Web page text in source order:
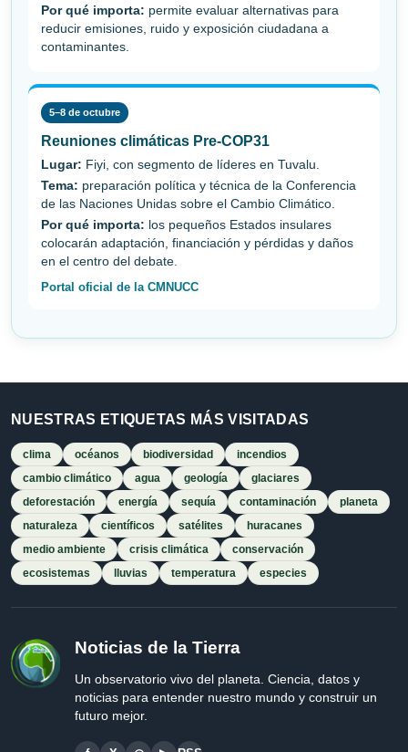
Por qué importa: permite evaluar alternativas para
reducir emisiones, ruido y exposición ciudadana a
contaminantes.
5–8 de octubre
Reuniones climáticas Pre-COP31
Lugar: Fiyi, con segmento de líderes en Tuvalu.
Tema: preparación política y técnica de la Conferencia
de las Naciones Unidas sobre el Cambio Climático.
Por qué importa: los pequeños Estados insulares
colocarán adaptación, financiación y pérdidas y daños
en el centro del debate.
Portal oficial de la CMNUCC
NUESTRAS ETIQUETAS MÁS VISITADAS
clima océanos biodiversidad
incendios
cambio climático
agua geología
glaciares
deforestación
energía sequía contaminación
planeta
naturaleza
científicos satélites
huracanes
medio ambiente
crisis climática
conservación
ecosistemas
lluvias temperatura especies
Noticias de la Tierra
Un observatorio vivo del planeta. Ciencia, datos y
noticias para entender nuestro mundo y construir un
futuro mejor.